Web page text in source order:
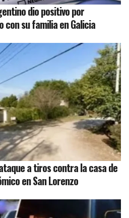
dio positivo por
con su familia en Galicia
a tiros contra la casa de
en San Lorenzo